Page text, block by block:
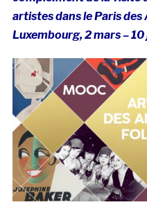
artistes dans le Paris des
Luxembourg, 2 mars –